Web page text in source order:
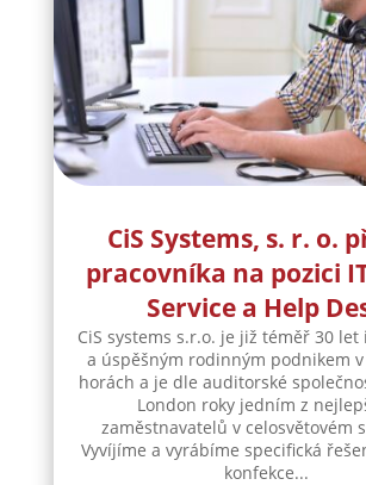
CiS Systems, s. r. o.
pracovníka na pozici
Service a Help
CiS systems s.r.o. je již téměř 30
a úspěšným rodinným podnikem v
horách a je dle auditorské
London roky jedním z
zaměstnavatelů v celosvětovém
Vyvíjíme a vyrábíme specifická
konfekce...